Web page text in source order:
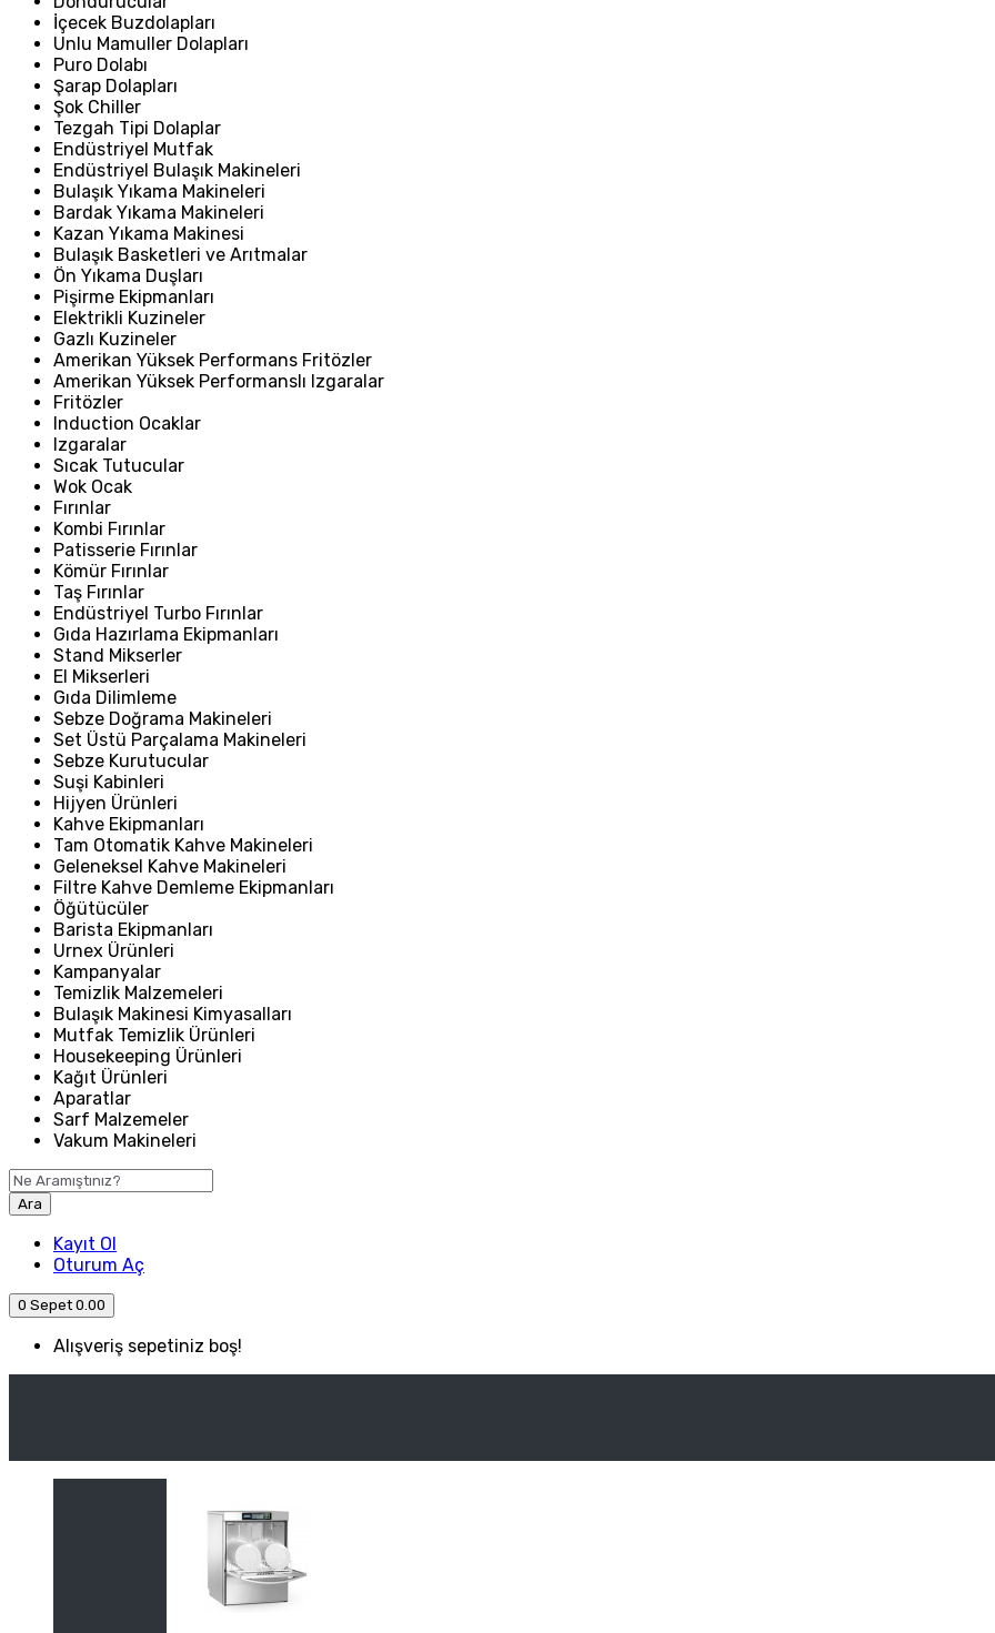
İçecek Buzdolapları
Unlu Mamuller Dolapları
Puro Dolabı
Şarap Dolapları
Şok Chiller
Tezgah Tipi Dolaplar
Endüstriyel Mutfak
Endüstriyel Bulaşık Makineleri
Bulaşık Yıkama Makineleri
Bardak Yıkama Makineleri
Kazan Yıkama Makinesi
Bulaşık Basketleri ve Arıtmalar
Ön Yıkama Duşları
Pişirme Ekipmanları
Elektrikli Kuzineler
Gazlı Kuzineler
Amerikan Yüksek Performans Fritözler
Amerikan Yüksek Performanslı Izgaralar
Fritözler
Induction Ocaklar
Izgaralar
Sıcak Tutucular
Wok Ocak
Fırınlar
Kombi Fırınlar
Patisserie Fırınlar
Kömür Fırınlar
Taş Fırınlar
Endüstriyel Turbo Fırınlar
Gıda Hazırlama Ekipmanları
Stand Mikserler
El Mikserleri
Gıda Dilimleme
Sebze Doğrama Makineleri
Set Üstü Parçalama Makineleri
Sebze Kurutucular
Suşi Kabinleri
Hijyen Ürünleri
Kahve Ekipmanları
Tam Otomatik Kahve Makineleri
Geleneksel Kahve Makineleri
Filtre Kahve Demleme Ekipmanları
Öğütücüler
Barista Ekipmanları
Urnex Ürünleri
Kampanyalar
Temizlik Malzemeleri
Bulaşık Makinesi Kimyasalları
Mutfak Temizlik Ürünleri
Housekeeping Ürünleri
Kağıt Ürünleri
Aparatlar
Sarf Malzemeler
Vakum Makineleri
Ara
Kayıt Ol
Oturum Aç
0 Sepet 0.00
Alışveriş sepetiniz boş!
Kategori